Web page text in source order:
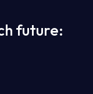
future: